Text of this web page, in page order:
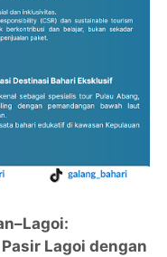
Lagoi dengan